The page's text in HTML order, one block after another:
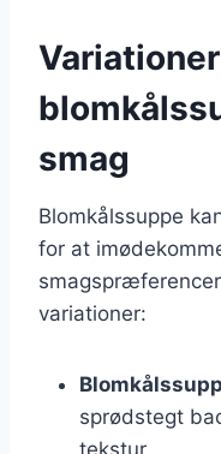
smag
Blomkålssuppe
for at
variationer:
sprødstegt
tekstur.